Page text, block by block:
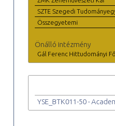
SZTE Szegedi
Összegyetemi
Önálló intézmény
Gál Ferenc Hittudományi
YSE_BTK011-50 -